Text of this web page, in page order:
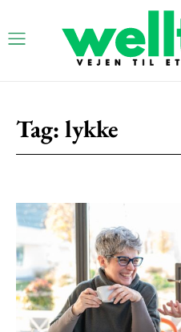
Tag: lykke